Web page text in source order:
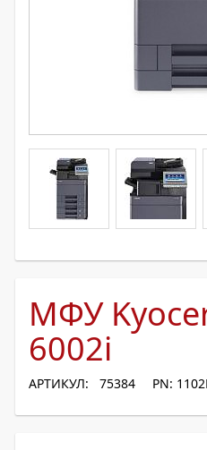
МФУ
6002i
АРТИКУЛ: 75384 PN: